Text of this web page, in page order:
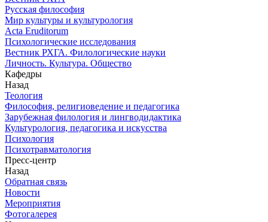
Русская философия
Мир культуры и культурология
Acta Eruditorum
Психологические исследования
Вестник РХГА. Филологические науки
Личность. Культура. Общество
Кафедры
Назад
Теология
Философия, религиоведение и педагогика
Зарубежная филология и лингводидактика
Культурология, педагогика и искусства
Психология
Психотравматология
Пресс-центр
Назад
Обратная связь
Новости
Мероприятия
Фотогалерея